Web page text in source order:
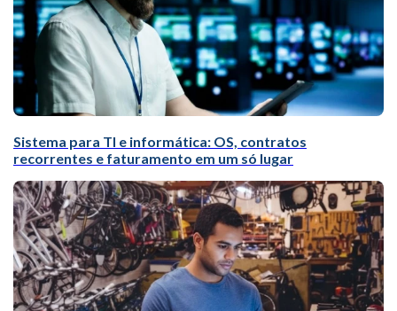
Sistema para TI e informática: OS, contratos
recorrentes e faturamento em um só lugar